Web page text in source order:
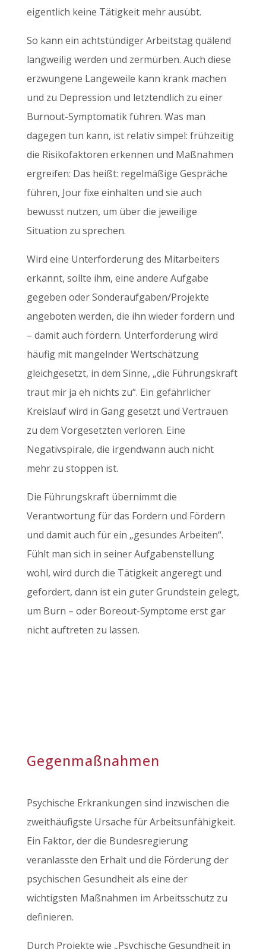
eigentlich keine Tätigkeit mehr ausübt.
So kann ein achtstündiger Arbeitstag quälend
langweilig werden und zermürben. Auch diese
erzwungene Langeweile kann krank machen
und zu Depression und letztendlich zu einer
Burnout-Symptomatik führen. Was man
dagegen tun kann, ist relativ simpel: frühzeitig
die Risikofaktoren erkennen und Maßnahmen
ergreifen: Das heißt: regelmäßige Gespräche
führen, Jour fixe einhalten und sie auch
bewusst nutzen, um über die jeweilige
Situation zu sprechen.
Wird eine Unterforderung des Mitarbeiters
erkannt, sollte ihm, eine andere Aufgabe
gegeben oder Sonderaufgaben/Projekte
angeboten werden, die ihn wieder fordern und
– damit auch fördern. Unterforderung wird
häufig mit mangelnder Wertschätzung
gleichgesetzt, in dem Sinne, „die Führungskraft
traut mir ja eh nichts zu“. Ein gefährlicher
Kreislauf wird in Gang gesetzt und Vertrauen
zu dem Vorgesetzten verloren. Eine
Negativspirale, die irgendwann auch nicht
mehr zu stoppen ist.
Die Führungskraft übernimmt die
Verantwortung für das Fordern und Fördern
und damit auch für ein „gesundes Arbeiten“.
Fühlt man sich in seiner Aufgabenstellung
wohl, wird durch die Tätigkeit angeregt und
gefordert, dann ist ein guter Grundstein gelegt,
um Burn – oder Boreout-Symptome erst gar
nicht auftreten zu lassen.
Gegenmaßnahmen
Psychische Erkrankungen sind inzwischen die
zweithäufigste Ursache für Arbeitsunfähigkeit.
Ein Faktor, der die Bundesregierung
veranlasste den Erhalt und die Förderung der
psychischen Gesundheit als eine der
wichtigsten Maßnahmen im Arbeitsschutz zu
definieren.
Durch Projekte wie „Psychische Gesundheit in